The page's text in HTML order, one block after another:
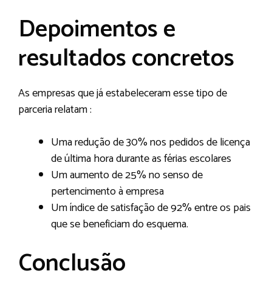
Depoimentos e
resultados concretos
As empresas que já estabeleceram esse tipo de
parceria relatam :
Uma redução de 30% nos pedidos de licença
de última hora durante as férias escolares
Um aumento de 25% no senso de
pertencimento à empresa
Um índice de satisfação de 92% entre os pais
que se beneficiam do esquema.
Conclusão